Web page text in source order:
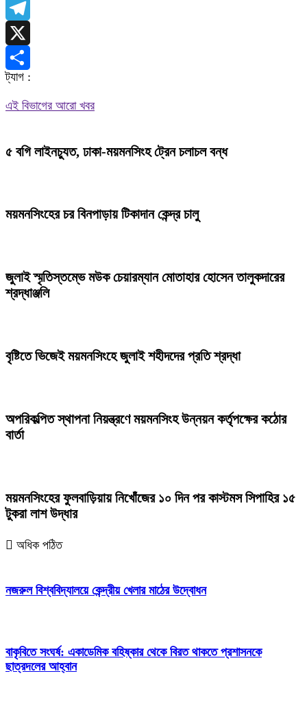
WhatsApp
Telegram
X
Share
ট্যাগ :
এই বিভাগের আরো খবর
৫ বগি লাইনচ্যুত, ঢাকা-ময়মনসিংহ ট্রেন চলাচল বন্ধ
ময়মনসিংহের চর বিনপাড়ায় টিকাদান কেন্দ্র চালু
জুলাই স্মৃতিস্তম্ভে মউক চেয়ারম্যান মোতাহার হোসেন তালুকদারের
শ্রদ্ধাঞ্জলি
বৃষ্টিতে ভিজেই ময়মনসিংহে জুলাই শহীদদের প্রতি শ্রদ্ধা
অপরিকল্পিত স্থাপনা নিয়ন্ত্রণে ময়মনসিংহ উন্নয়ন কর্তৃপক্ষের কঠোর
বার্তা
ময়মনসিংহের ফুলবাড়িয়ায় নিখোঁজের ১০ দিন পর কাস্টমস সিপাহির ১৫
টুকরা লাশ উদ্ধার
অধিক পঠিত
নজরুল বিশ্ববিদ্যালয়ে কেন্দ্রীয় খেলার মাঠের উদ্বোধন
বাকৃবিতে সংঘর্ষ: একাডেমিক বহিষ্কার থেকে বিরত থাকতে প্রশাসনকে
ছাত্রদলের আহ্বান